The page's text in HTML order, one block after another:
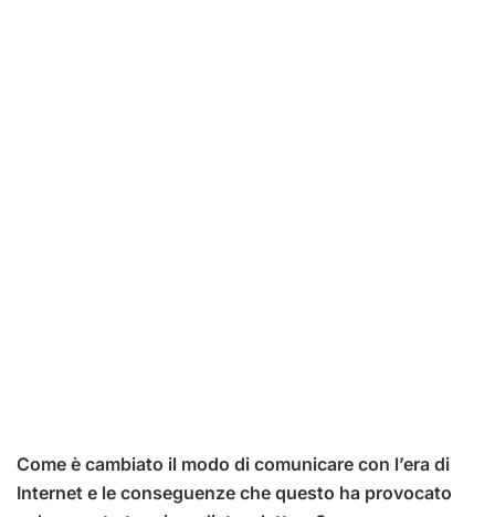
Come è cambiato il modo di comunicare con l’era di
Internet e le conseguenze che questo ha provocato